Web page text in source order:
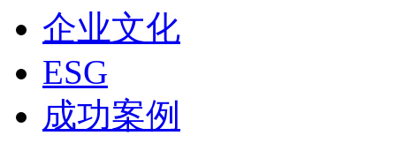
企业文化
ESG
成功案例